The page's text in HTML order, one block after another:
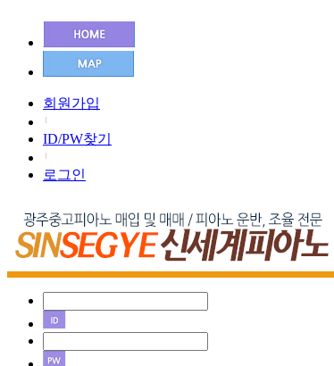
회원가입
ID/PW찾기
로그인